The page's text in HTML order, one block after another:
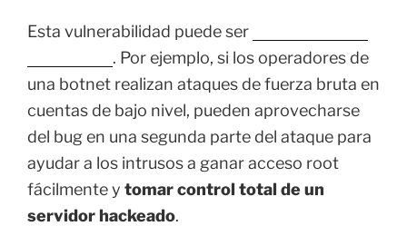
Esta vulnerabilidad puede ser
. Por ejemplo, si los operadores de
una botnet realizan ataques de fuerza bruta en
cuentas de bajo nivel, pueden aprovecharse
del bug en una segunda parte del ataque para
ayudar a los intrusos a ganar acceso root
fácilmente y tomar control total de un
servidor hackeado.